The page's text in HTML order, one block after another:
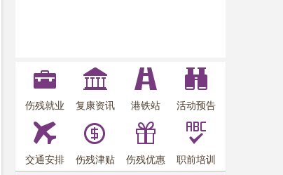
伤残就业 复康资讯 港铁站 活动预告
交通安排 伤残津贴 伤残优惠 职前培训